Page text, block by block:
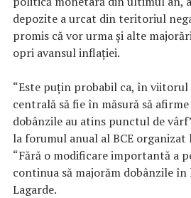
depozite a urcat din teritoriul
promis că vor urma şi alte
opri avansul inflaţiei.
“Este puţin probabil ca, în
centrală să fie în măsură să
dobânzile au atins punctul de
la forumul anual al BCE
“Fără o modificare importantă a
continua să majorăm dobânzile în
Lagarde.